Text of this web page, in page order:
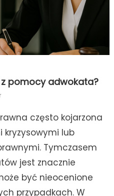
pomocy adwokata?
często kojarzona
lub
Tymczasem
jest znacznie
być nieocenione
przypadkach. W